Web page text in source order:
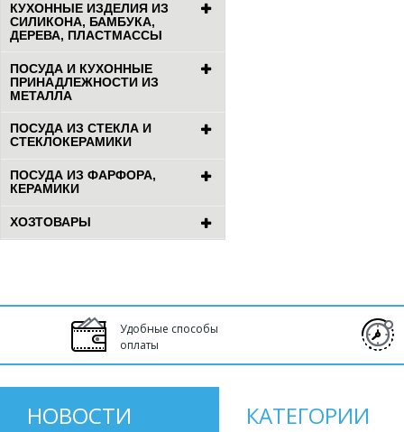
КУХОННЫЕ ИЗДЕЛИЯ ИЗ
СИЛИКОНА, БАМБУКА,
ДЕРЕВА, ПЛАСТМАССЫ
ПОСУДА И КУХОННЫЕ
ПРИНАДЛЕЖНОСТИ ИЗ
МЕТАЛЛА
ПОСУДА ИЗ СТЕКЛА И
СТЕКЛОКЕРАМИКИ
ПОСУДА ИЗ ФАРФОРА,
КЕРАМИКИ
ХОЗТОВАРЫ
Удобные способы
оплаты
НОВОСТИ КАТЕГОРИИ